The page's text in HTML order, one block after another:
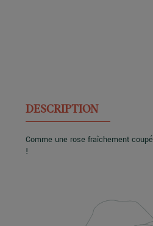
DESCRIPTION
Comme une rose fraîchement
!